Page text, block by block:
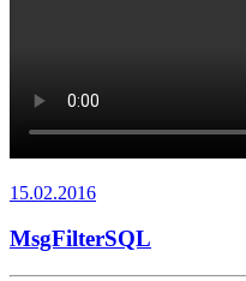
15.02.2016
MsgFilterSQL